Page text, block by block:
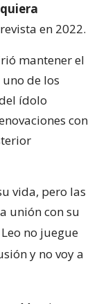
en 2022.
mantener el
de los
ídolo
con
vida, pero las
unión con su
no juegue
y no voy a